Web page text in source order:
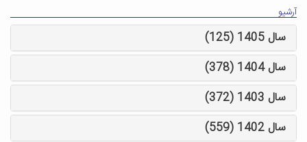
آرشیو
سال 1405 (125)
سال 1404 (378)
سال 1403 (372)
سال 1402 (559)